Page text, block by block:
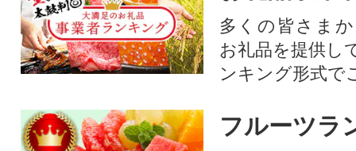
多くの皆さま
お礼品を提供し
ンキング形式で
フルーツラ